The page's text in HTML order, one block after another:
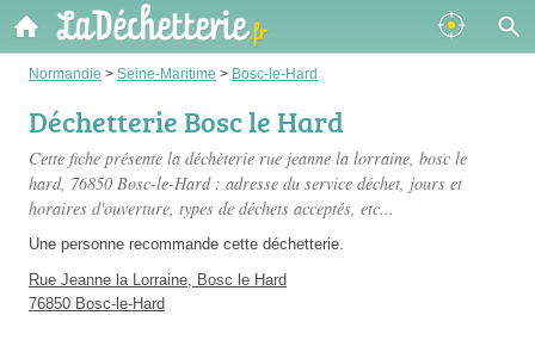
Normandie > Seine-Maritime > Bosc-le-Hard
Déchetterie Bosc le Hard
Cette fiche présente la déchèterie rue jeanne la lorraine, bosc le
hard, 76850 Bosc-le-Hard : adresse du service déchet, jours et
horaires d'ouverture, types de déchets acceptés, etc...
Une personne recommande cette déchetterie.
Rue Jeanne la Lorraine, Bosc le Hard
76850 Bosc-le-Hard